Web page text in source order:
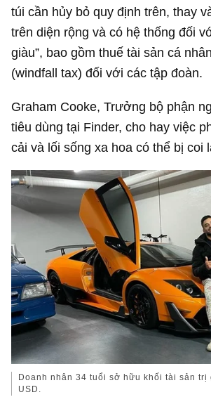
túi cần hủy bỏ quy định trên, thay
trên diện rộng và có hệ thống đối
giàu”, bao gồm thuế tài sản cá
(windfall tax) đối với các tập đoàn.
Graham Cooke, Trưởng bộ phận
tiêu dùng tại Finder, cho hay việc
cải và lối sống xa hoa có thể bị coi
Doanh nhân 34 tuổi sở hữu khối tài sản
USD